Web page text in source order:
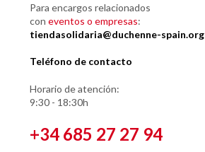
Para encargos relacionados
con eventos o empresas:
tiendasolidaria@duchenne-spain.org
Teléfono de contacto
Horario de atención:
9:30 - 18:30h
+34 685 27 27 94